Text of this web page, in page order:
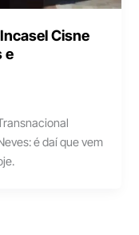
Cisne
e
é daí que vem